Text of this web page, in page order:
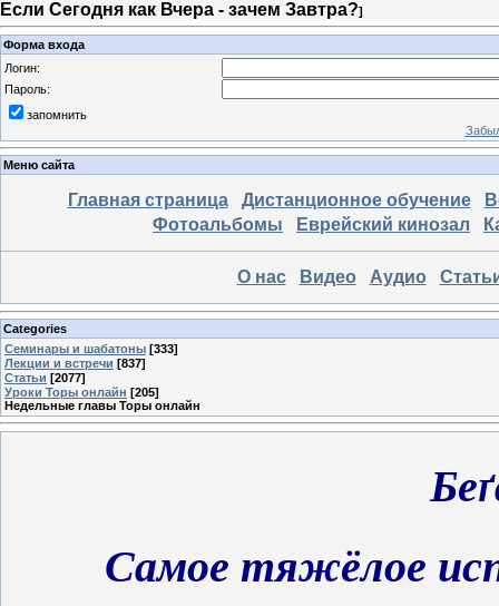
Если Сегодня как Вчера - зачем Завтра?]
Форма входа
Логин:
Пароль:
запомнить
Меню сайта
Главная страница Дистанционное обучение
Фотоальбомы
Еврейский кинозал
О нас Видео Аудио
Categories
Семинары и шабатоны [333]
Лекции и встречи [837]
Статьи [2077]
Уроки Торы онлайн [205]
Недельные главы Торы онлайн
Самое тяжёлое